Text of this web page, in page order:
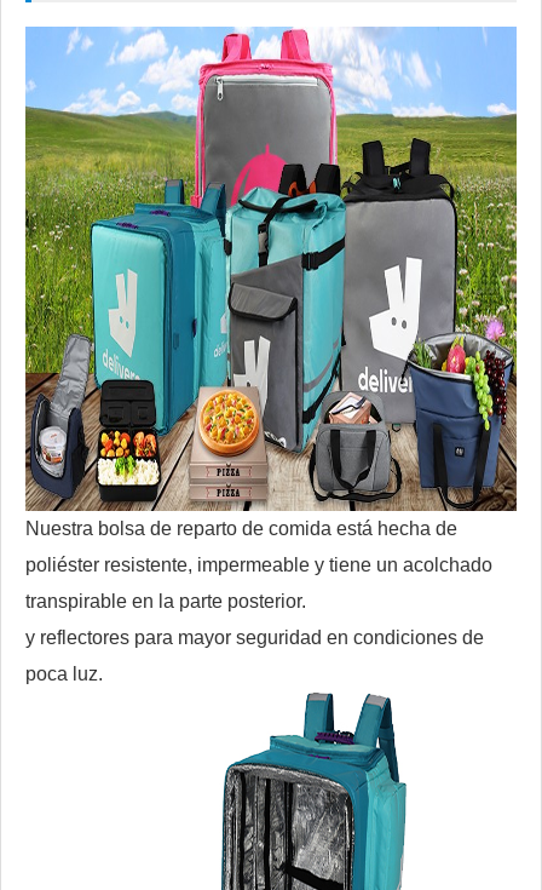
Nuestra bolsa de reparto de comida está hecha de
poliéster resistente, impermeable y tiene un acolchado
transpirable en la parte posterior.
y reflectores para mayor seguridad en condiciones de
poca luz.